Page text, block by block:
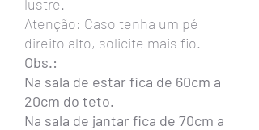
lustre.
Atenção: Caso tenha um pé
direito alto, solicite mais fio.
Obs.:
Na sala de estar fica de 60cm a
20cm do teto.
Na sala de jantar fica de 70cm a